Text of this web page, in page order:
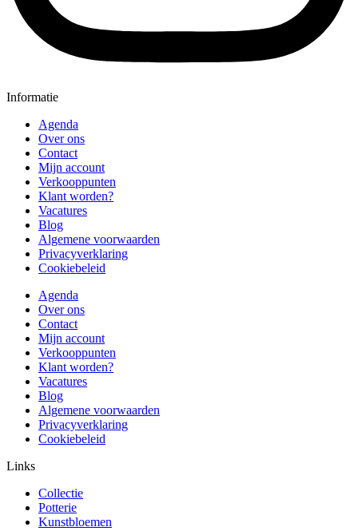
Informatie
Agenda
Over ons
Contact
Mijn account
Verkooppunten
Klant worden?
Vacatures
Blog
Algemene voorwaarden
Privacyverklaring
Cookiebeleid
Agenda
Over ons
Contact
Mijn account
Verkooppunten
Klant worden?
Vacatures
Blog
Algemene voorwaarden
Privacyverklaring
Cookiebeleid
Links
Collectie
Potterie
Kunstbloemen